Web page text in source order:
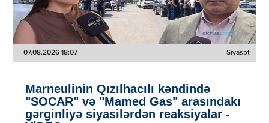
07.08.2026 18:07 Siyasət
Marneulinin Qızılhacılı kəndində
"SOCAR" və "Mamed Gas" arasındakı
gərginliyə siyasilərdən reaksiyalar -